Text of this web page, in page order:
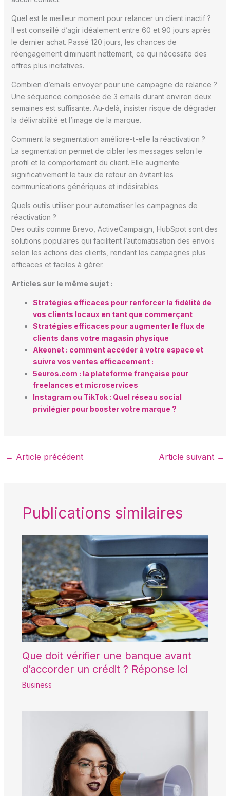
Quel est le meilleur moment pour relancer un client inactif ?
Il est conseillé d’agir idéalement entre 60 et 90 jours après
le dernier achat. Passé 120 jours, les chances de
réengagement diminuent nettement, ce qui nécessite des
offres plus incitatives.
Combien d’emails envoyer pour une campagne de relance ?
Une séquence composée de 3 emails durant environ deux
semaines est suffisante. Au-delà, insister risque de dégrader
la délivrabilité et l’image de la marque.
Comment la segmentation améliore-t-elle la réactivation ?
La segmentation permet de cibler les messages selon le
profil et le comportement du client. Elle augmente
significativement le taux de retour en évitant les
communications génériques et indésirables.
Quels outils utiliser pour automatiser les campagnes de
réactivation ?
Des outils comme Brevo, ActiveCampaign, HubSpot sont des
solutions populaires qui facilitent l’automatisation des envois
selon les actions des clients, rendant les campagnes plus
efficaces et faciles à gérer.
Articles sur le même sujet :
Stratégies efficaces pour renforcer la fidélité de
vos clients locaux en tant que commerçant
Stratégies efficaces pour augmenter le flux de
clients dans votre magasin physique
Akeonet : comment accéder à votre espace et
suivre vos ventes efficacement :
5euros.com : la plateforme française pour
freelances et microservices
Instagram ou TikTok : Quel réseau social
privilégier pour booster votre marque ?
← Article précédent Article suivant →
Publications similaires
Que doit vérifier une banque avant
d’accorder un crédit ? Réponse ici
Business